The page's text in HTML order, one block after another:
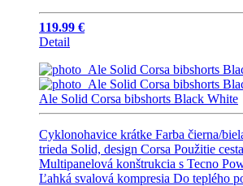
119.99 €
Detail
Ale Solid Corsa bibshorts Black White
Cyklonohavice krátke Farba čierna/
trieda Solid, design Corsa Použitie
Multipanelová konštrukcia s Tecno
Ľahká svalová kompresia Do teplého